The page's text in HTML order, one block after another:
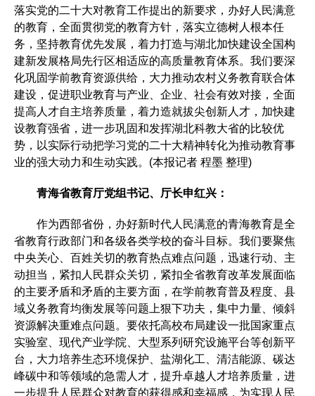
落实党的二十大对教育工作提出的新要求，办好人民满意
的教育，全面贯彻党的教育方针，落实立德树人根本任
务，坚持教育优先发展，着力打造与湖北加快建设全国构
建新发展格局先行区相适应的高质量教育体系。我们要深
化巩固学前教育资源供给，大力推动农村义务教育联合体
建设，促进职业教育与产业、企业、社会有效对接，全面
提高人才自主培养质量，着力造就拔尖创新人才，加快建
设教育强省，进一步巩固和发挥湖北科教大省的比较优
势，以实际行动把学习党的二十大精神转化为推动教育事
业的强大动力和生动实践。(本报记者 程墨 整理)
青海省教育厅党组书记、厅长申红兴：
作为西部省份，办好新时代人民满意的青海教育是全
省教育行政部门和各级各类学校的奋斗目标。我们要聚焦
中央关心、百姓关切的教育热点难点问题，迅速行动、主
动担当，紧扣人民群众关切，紧扣全省教育改革发展面临
的主要矛盾和矛盾的主要方面，在学前教育普及程度、县
域义务教育均衡发展等问题上狠下功夫，集中力量、倾斜
资源解决重难点问题。要依托高校布局建设一批国家重点
实验室、现代产业学院、大型系列研究设施平台等创新平
台，大力培养生态环境保护、盐湖化工、清洁能源、碳达
峰碳中和等领域的急需人才，提升卓越人才培养质量，进
一步提升人民群众对教育的获得感和幸福感，为实现人民